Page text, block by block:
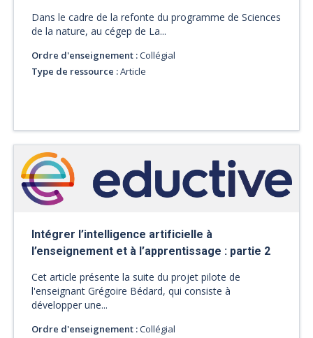
Dans le cadre de la refonte du programme de Sciences
de la nature, au cégep de La...
Ordre d'enseignement :Collégial
Type de ressource :Article
Intégrer l’intelligence artificielle à
l’enseignement et à l’apprentissage : partie 2
Cet article présente la suite du projet pilote de
l'enseignant Grégoire Bédard, qui consiste à
développer une...
Ordre d'enseignement :Collégial